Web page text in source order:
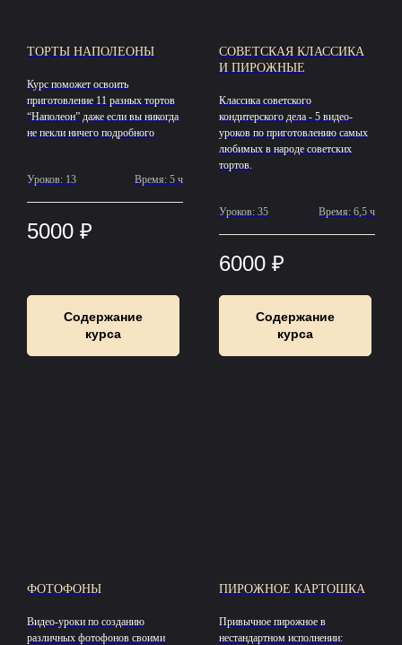
ТОРТЫ НАПОЛЕОНЫ
Курс поможет освоить
приготовление 11 разных тортов
“Наполеон” даже если вы никогда
не пекли ничего подробного
Уроков: 13 Время: 5 ч
5000 ₽
Содержание
курса
СОВЕТСКАЯ КЛАССИКА
И ПИРОЖНЫЕ
Классика советского
кондитерского дела - 5 видео-
уроков по приготовлению самых
любимых в народе советских
тортов.
Уроков: 35 Время: 6,5 ч
6000 ₽
Содержание
курса
ФОТОФОНЫ
Видео-уроки по созданию
различных фотофонов своими
ПИРОЖНОЕ КАРТОШКА
Привычное пирожное в
нестандартном исполнении: